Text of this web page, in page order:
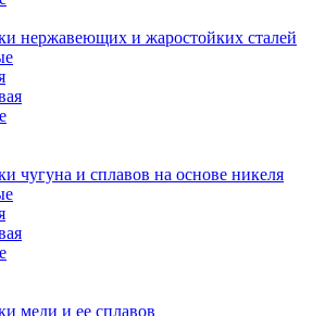
нержавеющих и жаростойких сталей
чугуна и сплавов на основе никеля
меди и ее сплавов